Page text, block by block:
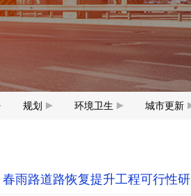
规划 环境卫生 城市更新
春雨路道路恢复提升工程可行性